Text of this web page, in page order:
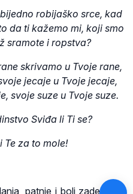
robijaško srce, kad
da ti kažemo mi, koji smo
sramote i ropstva?
skrivamo u Tvoje rane,
jecaje u Tvoje jecaje,
svoje suze u Tvoje suze.
Sviđa li Ti se?
Te za to mole!
patnje i boli zadesi naš